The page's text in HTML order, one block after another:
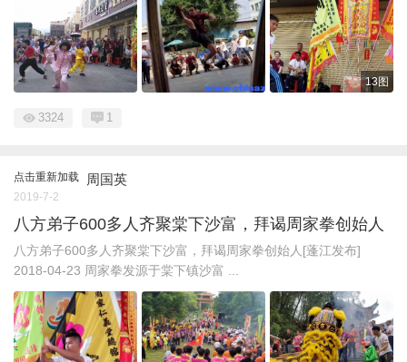
13图
3324 1
点击重新加载 周国英
2019-7-2
八方弟子600多人齐聚棠下沙富，拜谒周家拳创始人
八方弟子600多人齐聚棠下沙富，拜谒周家拳创始人[蓬江发布]
2018-04-23 周家拳发源于棠下镇沙富 ...